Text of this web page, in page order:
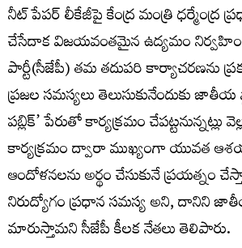
నీట్ పేపర్ లీకేజీపై కేంద్ర మంత్రి
చేసేదాక విజయవంతమైన ఉద్యమం
పార్టీ(సీజేపీ) తమ తదుపరి కార్యాచరణను
ప్రజల సమస్యలు తెలుసుకునేందుకు
పబ్లిక్‌’ పేరుతో కార్యక్రమం చేపట్టనున్నట్లు
కార్యక్రమం ద్వారా ముఖ్యంగా యువత
ఆందోళనలను అర్థం చేసుకునే ప్రయత్నం
నిరుద్యోగం ప్రధాన సమస్య అని, దానిని
మారుస్తామని సీజేపీ కీలక నేతలు తెలిపారు.